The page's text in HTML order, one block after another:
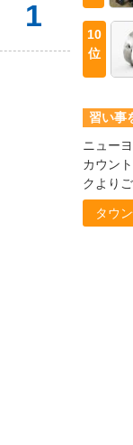
1
10
位
習い事
ニュー
カウン
クより
タウ